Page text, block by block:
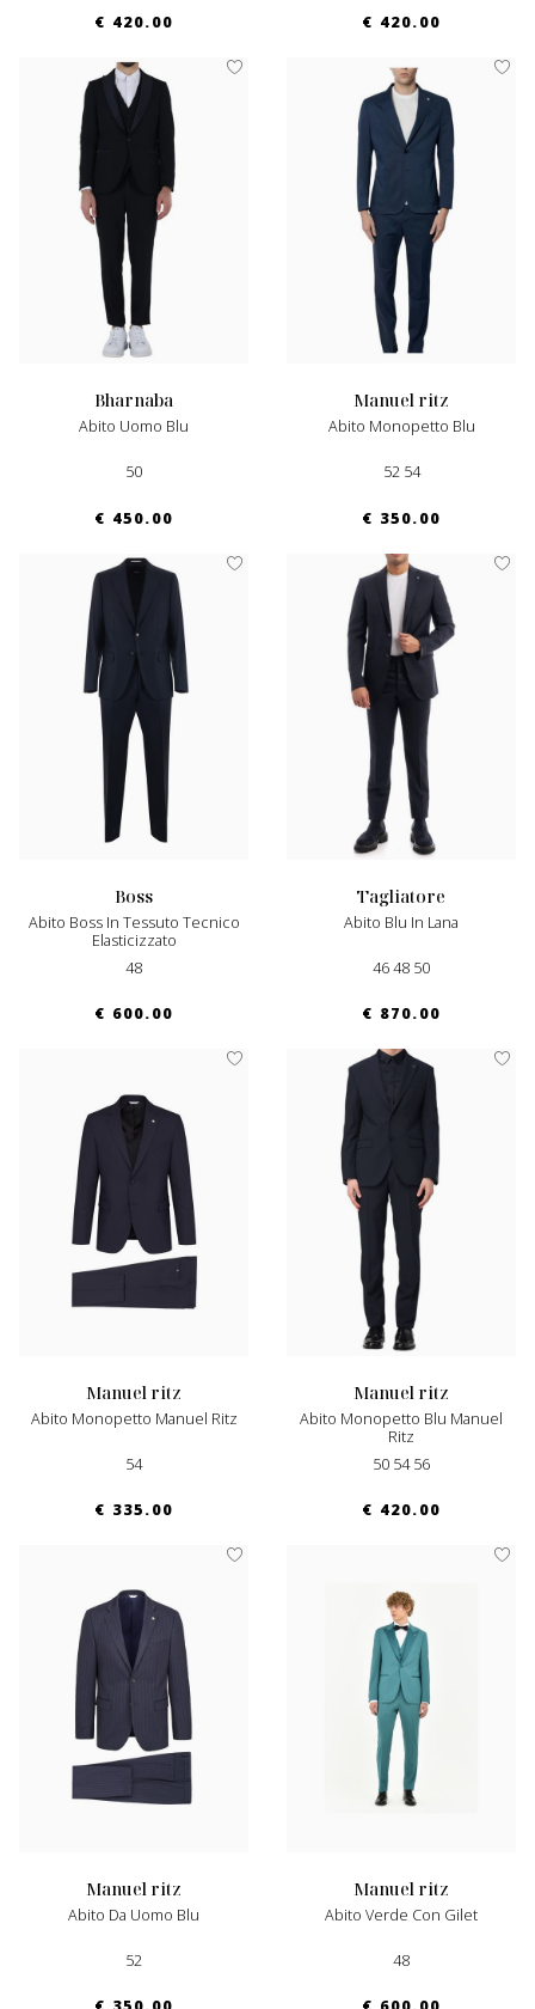
€ 420.00 € 420.00
bharnaba
Abito Uomo Blu
50
€ 450.00
manuel ritz
Abito Monopetto Blu
52 54
€ 350.00
boss
Abito Boss In Tessuto Tecnico
Elasticizzato
48
€ 600.00
tagliatore
Abito Blu In Lana
46 48 50
€ 870.00
manuel ritz
Abito Monopetto Manuel Ritz
54
€ 335.00
manuel ritz
Abito Monopetto Blu Manuel
Ritz
50 54 56
€ 420.00
manuel ritz
Abito Da Uomo Blu
52
manuel ritz
Abito Verde Con Gilet
48